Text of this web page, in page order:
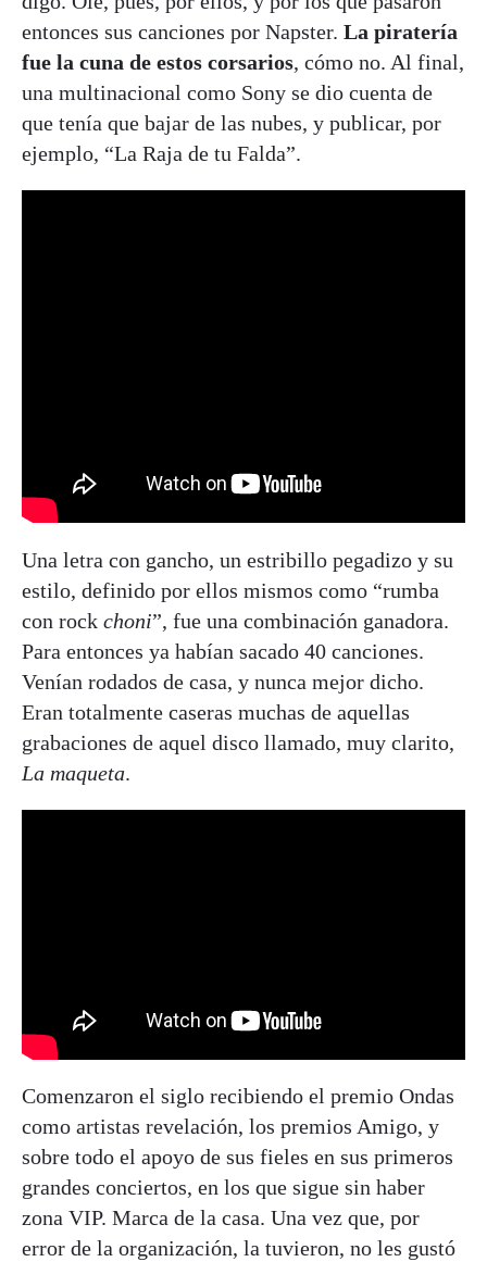
entonces sus canciones por Napster. La piratería
fue la cuna de estos corsarios, cómo no. Al final,
una multinacional como Sony se dio cuenta de
que tenía que bajar de las nubes, y publicar, por
ejemplo, “La Raja de tu Falda”.
Una letra con gancho, un estribillo pegadizo y su
estilo, definido por ellos mismos como “rumba
con rock choni”, fue una combinación ganadora.
Para entonces ya habían sacado 40 canciones.
Venían rodados de casa, y nunca mejor dicho.
Eran totalmente caseras muchas de aquellas
grabaciones de aquel disco llamado, muy clarito,
La maqueta.
Comenzaron el siglo recibiendo el premio Ondas
como artistas revelación, los premios Amigo, y
sobre todo el apoyo de sus fieles en sus primeros
grandes conciertos, en los que sigue sin haber
zona VIP. Marca de la casa. Una vez que, por
error de la organización, la tuvieron, no les gustó